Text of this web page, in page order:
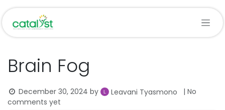
Brain Fog
December 30, 2024 by Leavani Tyasmono
| No
comments yet